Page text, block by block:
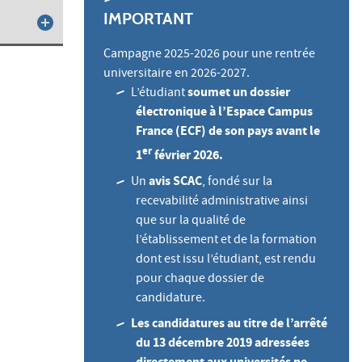
IMPORTANT
Campagne 2025-2026 pour une rentrée
universitaire en 2026-2027.
L’étudiantsoumet un dossier
électronique à l’Espace Campus
France (ECF) de son pays avant le
1erfévrier 2026.
Unavis SCAC, fondé sur la
recevabilité administrative ainsi
que sur la qualité de
l’établissement et de la formation
dont est issu l’étudiant, est rendu
pour chaque dossier de
candidature.
Les candidatures au titre de l’arrêté
du 13 décembre 2019 adressées